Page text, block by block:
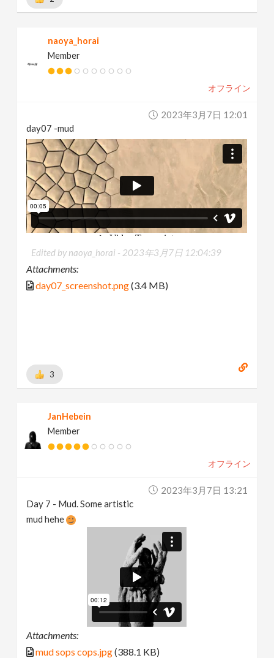
naoya_horai
Member
オフライン
2023年3月7日 12:01
day07 -mud
Edited by naoya_horai - 2023年3月7日 12:04:39
Attachments:
day07_screenshot.png(3.4 MB)
3
JanHebein
Member
オフライン
2023年3月7日 13:21
Day 7 - Mud. Some artistic
mud hehe
Attachments:
mud sops cops.jpg(388.1 KB)